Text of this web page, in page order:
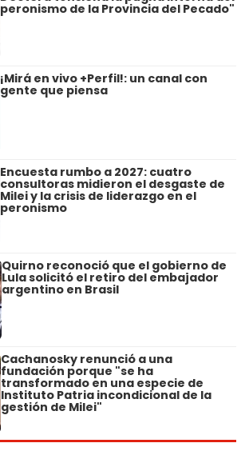
peronismo de la Provincia del Pecado"
¡Mirá en vivo +Perfil!: un canal con
gente que piensa
Encuesta rumbo a 2027: cuatro
consultoras midieron el desgaste de
Milei y la crisis de liderazgo en el
peronismo
Quirno reconoció que el gobierno de
Lula solicitó el retiro del embajador
argentino en Brasil
Cachanosky renunció a una
fundación porque "se ha
transformado en una especie de
Instituto Patria incondicional de la
gestión de Milei"